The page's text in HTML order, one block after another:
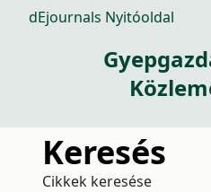
dEjournals Nyitóoldal
Keresés
Cikkek keresése